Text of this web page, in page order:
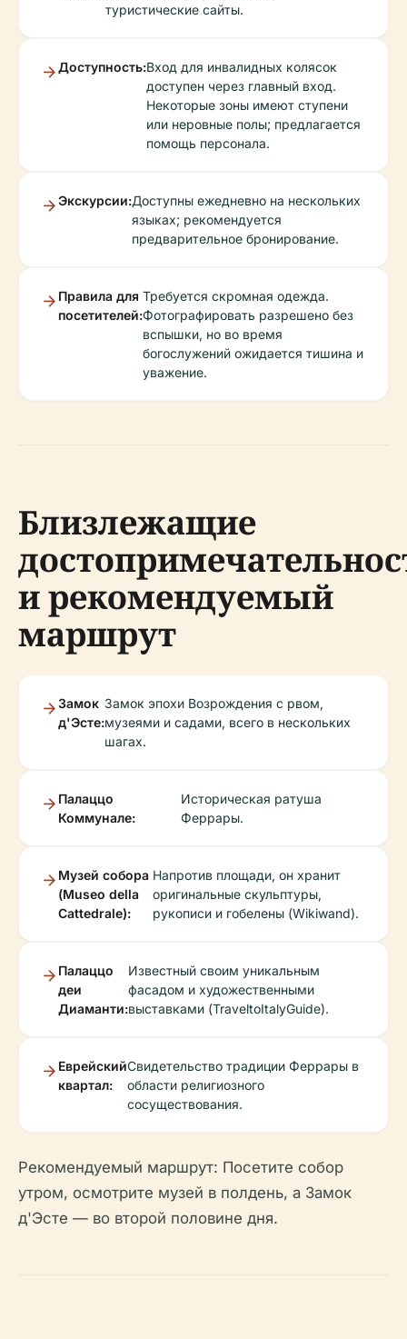
туристические сайты.
Доступность:Вход для инвалидных колясок
доступен через главный вход.
Некоторые зоны имеют ступени
или неровные полы; предлагается
помощь персонала.
Экскурсии:Доступны ежедневно на нескольких
языках; рекомендуется
предварительное бронирование.
Правила для
посетителей:
Требуется скромная одежда.
Фотографировать разрешено без
вспышки, но во время
богослужений ожидается тишина и
уважение.
Близлежащие
и рекомендуемый
маршрут
Замок
д'Эсте:
Замок эпохи Возрождения с рвом,
музеями и садами, всего в нескольких
шагах.
Палаццо
Коммунале:
Историческая ратуша
Феррары.
Музей собора
(Museo della
Cattedrale):
Напротив площади, он хранит
оригинальные скульптуры,
рукописи и гобелены (Wikiwand).
Палаццо
деи
Диаманти:
Известный своим уникальным
фасадом и художественными
выставками (TraveltoItalyGuide).
Еврейский
квартал:
Свидетельство традиции Феррары в
области религиозного
сосуществования.
Рекомендуемый маршрут: Посетите собор
утром, осмотрите музей в полдень, а Замок
д'Эсте — во второй половине дня.